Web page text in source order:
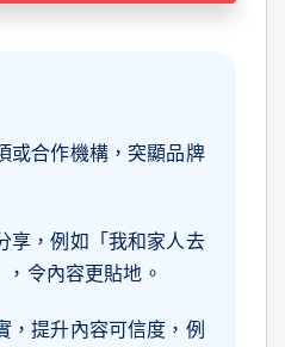
或合作機構，突顯品牌
享，例如「我和家人去
令內容更貼地。
，提升內容可信度，例